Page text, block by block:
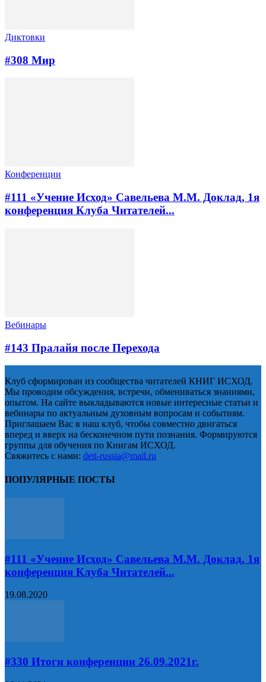
Диктовки
#308 Мир
Конференции
#111 «Учение Исход» Савельева М.М. Доклад, 1я
конференция Клуба Читателей...
Вебинары
#143 Пралайя после Перехода
Клуб сформирован из сообщества читателей КНИГ ИСХОД.
Мы проводим обсуждения, встречи, обмениваться знаниями,
опытом. На сайте выкладываются новые интересные статьи и
вебинары по актуальным духовным вопросам и событиям.
Приглашаем Вас в наш клуб, чтобы совместно двигаться
вперед и вверх на бесконечном пути познания. Формируются
группы для обучения по Книгам ИСХОД.
Свяжитесь с нами: deti-russia@mail.ru
ПОПУЛЯРНЫЕ ПОСТЫ
#111 «Учение Исход» Савельева М.М. Доклад, 1я
конференция Клуба Читателей...
19.08.2020
#330 Итоги конференции 26.09.2021г.